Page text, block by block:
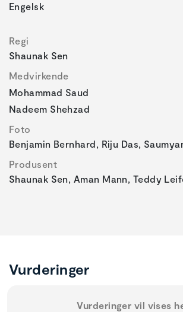
Engelsk
Regi
Shaunak Sen
Medvirkende
Mohammad Saud
Nadeem Shehzad
Foto
Benjamin Bernhard, Riju Das,
Produsent
Shaunak Sen, Aman Mann, Teddy
Vurderinger
Vurderinger vil vises